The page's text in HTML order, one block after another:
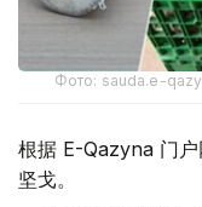
Фото: sauda.e-
根据 E-Qazyna 门
坚戈。